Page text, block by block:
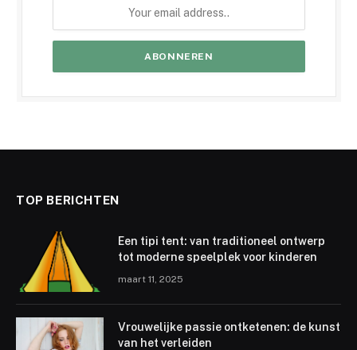
TOP BERICHTEN
Een tipi tent: van traditioneel ontwerp
tot moderne speelplek voor kinderen
maart 11, 2025
Vrouwelijke passie ontketenen: de kunst
van het verleiden